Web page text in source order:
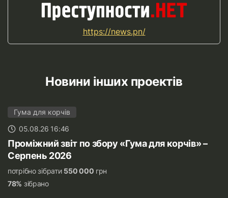
https://news.pn/
Новини інших проектів
Гума для корчів
05.08.26 16:46
Проміжний звіт по збору «Гума для корчів» –
Серпень 2026
потрібно зібрати 550 000 грн
78% зібрано